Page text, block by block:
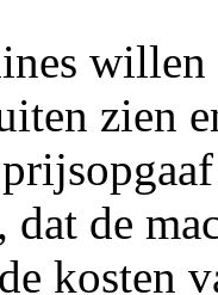
zien
de
kosten